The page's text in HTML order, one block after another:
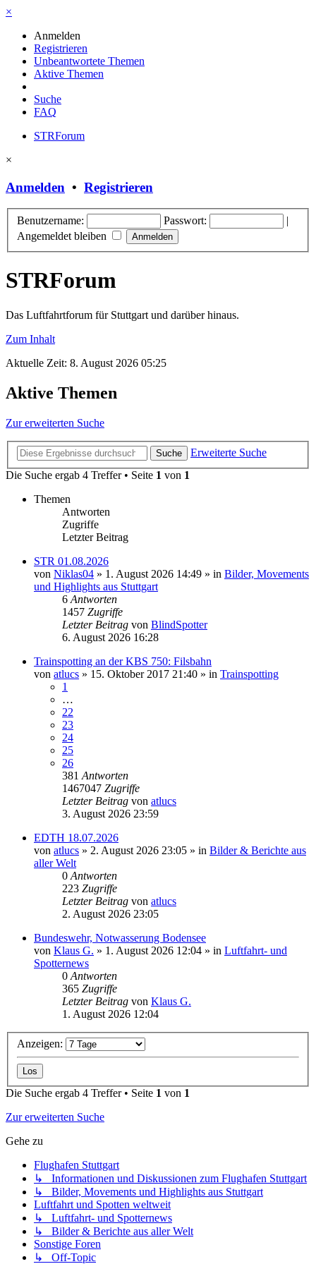
×
Anmelden
Registrieren
Unbeantwortete Themen
Aktive Themen
Suche
FAQ
STRForum
×
Anmelden • Registrieren
Benutzername: Passwort:
|
Angemeldet bleiben
STRForum
Das Luftfahrtforum für Stuttgart und darüber hinaus.
Zum Inhalt
Aktuelle Zeit: 8. August 2026 05:25
Aktive Themen
Zur erweiterten Suche
Suche
Erweiterte Suche
Die Suche ergab 4 Treffer • Seite 1 von 1
Themen
Antworten
Zugriffe
Letzter Beitrag
STR 01.08.2026
von Niklas04 » 1. August 2026 14:49 » in Bilder, Movements
und Highlights aus Stuttgart
6 Antworten
1457 Zugriffe
Letzter Beitrag von BlindSpotter
6. August 2026 16:28
Trainspotting an der KBS 750: Filsbahn
von atlucs » 15. Oktober 2017 21:40 » in Trainspotting
1
…
22
23
24
25
26
381 Antworten
1467047 Zugriffe
Letzter Beitrag von atlucs
3. August 2026 23:59
EDTH 18.07.2026
von atlucs » 2. August 2026 23:05 » in Bilder & Berichte aus
aller Welt
0 Antworten
223 Zugriffe
Letzter Beitrag von atlucs
2. August 2026 23:05
Bundeswehr, Notwasserung Bodensee
von Klaus G. » 1. August 2026 12:04 » in Luftfahrt- und
Spotternews
0 Antworten
365 Zugriffe
Letzter Beitrag von Klaus G.
1. August 2026 12:04
Anzeigen:
Die Suche ergab 4 Treffer • Seite 1 von 1
Zur erweiterten Suche
Gehe zu
Flughafen Stuttgart
↳ Informationen und Diskussionen zum Flughafen Stuttgart
↳ Bilder, Movements und Highlights aus Stuttgart
Luftfahrt und Spotten weltweit
↳ Luftfahrt- und Spotternews
↳ Bilder & Berichte aus aller Welt
Sonstige Foren
↳ Off-Topic